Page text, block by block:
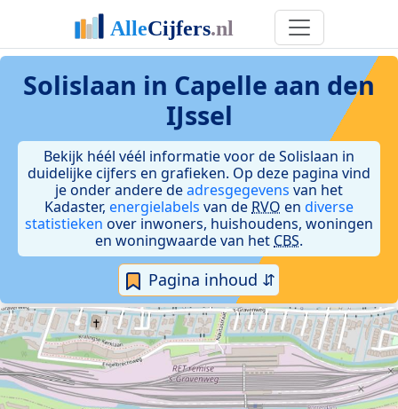
Solislaan in Capelle aan den
IJssel
Bekijk héél véél informatie voor de Solislaan in
duidelijke cijfers en grafieken. Op deze pagina vind
je onder andere deadresgegevens van het
Kadaster, energielabels van de RVO en diverse
statistieken over inwoners, huishoudens, woningen
en woningwaarde van het CBS.
Pagina inhoud ⇵